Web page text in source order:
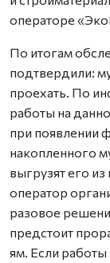
операторе
По итогам
подтвердили:
проехать. По
работы на
при появлении
накопленного
выгрузят его
оператор
разовое
предстоит
ям. Если работы